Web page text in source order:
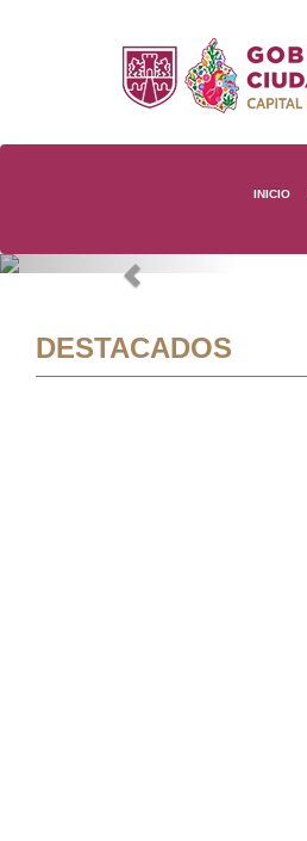
INICIO
Previous
DESTACADOS